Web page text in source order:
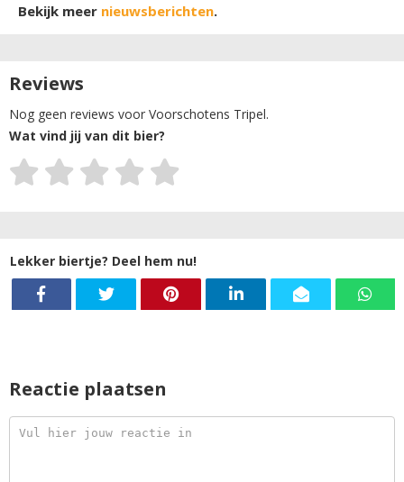
Bekijk meer nieuwsberichten.
Reviews
Nog geen reviews voor Voorschotens Tripel.
Wat vind jij van dit bier?
Lekker biertje? Deel hem nu!
Reactie plaatsen